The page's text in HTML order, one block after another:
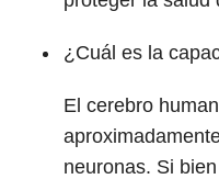
¿Cuál es la
El cerebro
neuronas. Si